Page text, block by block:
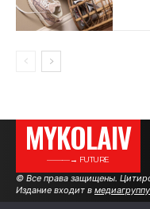
MYKOLAIV
———→ FUTURE
© Все права защищены.
Издание входит в